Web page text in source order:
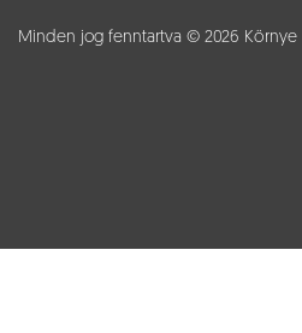
Minden jog fenntartva © 2026 Környe